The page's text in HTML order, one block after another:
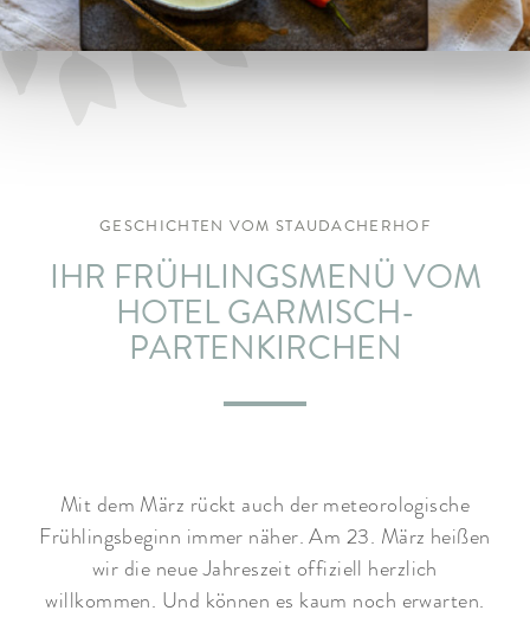
ARRANGEMENTS
WISSENSWERTES
GESCHICHTEN VOM STAUDACHERHOF
IHR FRÜHLINGSMENÜ VOM
HOTEL GARMISCH-
PARTENKIRCHEN
Mit dem März rückt auch der meteorologische
Frühlingsbeginn immer näher. Am 23. März heißen
wir die neue Jahreszeit offiziell herzlich
willkommen. Und können es kaum noch erwarten.